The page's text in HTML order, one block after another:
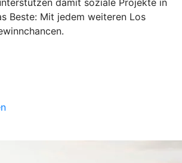
damit soziale Projekte in
Beste: Mit jedem weiteren Los